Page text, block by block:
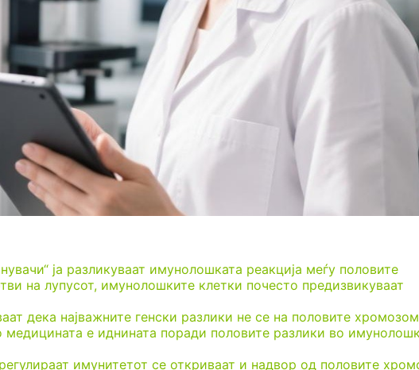
ја разликуваат имунолошката реакција меѓу половите
на лупусот, имунолошките клетки почесто предизвикуваат
дека најважните генски разлики не се на половите
е иднината поради половите разлики во
имунитетот се откриваат и надвор од половите